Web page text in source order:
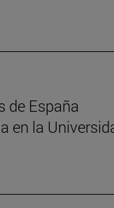
de España
en la